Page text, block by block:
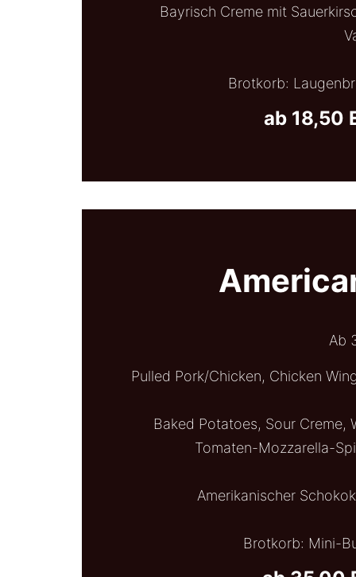
Bayrisch Creme mit
Brotkorb:
ab 18,50
Ab
Pulled Pork/Chicken, Chicken
Baked Potatoes, Sour Creme,
Tomaten-Mozzarella-
Amerikanischer
Brotkorb: Mini-